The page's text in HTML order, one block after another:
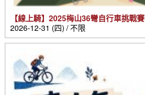
【線上騎】2025梅山36彎自行車挑戰賽
2026-12-31 (四) / 不限